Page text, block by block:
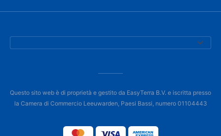
Questo sito web è di proprietà e gestito da EasyTerra B.V. e iscritta presso
la Camera di Commercio Leeuwarden, Paesi Bassi, numero 01104443